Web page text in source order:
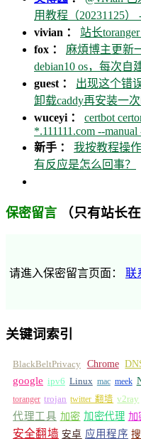
用教程（20231125）
vivian ： 站长
fox ： 麻煩博主更新
debian10 os，每次自
guest ： 出现这个错
卸载caddy再安装一
wuceyi ： certbot
*.111111.com --manual
新手 ： 我按教程操
有反应是怎么回事？
保密留言 （只有站长
请進入保密留言页面： 联
关键词索引
BlackBeltPrivacy Chrome
google ipv6 Linux mac meek
toranger trojan twitter 翻墙 v2ray
代理工具 加密 加密代理 加
安全翻墙 安卓 应用程序